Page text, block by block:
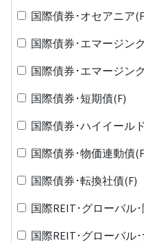
国際債券･オセアニア
国際債券･エマージン
国際債券･エマージン
国際債券･短期債(F)
国際債券･ハイイール
国際債券･物価連動債
国際債券･転換社債(F)
国際REIT･グローバル
国際REIT･グローバル